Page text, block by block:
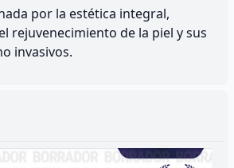
por la estética integral,
rejuvenecimiento de la piel y sus
invasivos.